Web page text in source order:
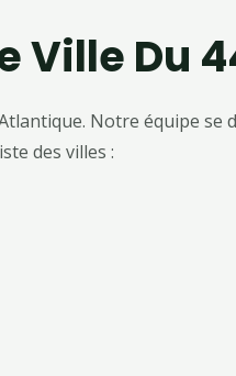
Ville Du
Notre équipe se
des villes :